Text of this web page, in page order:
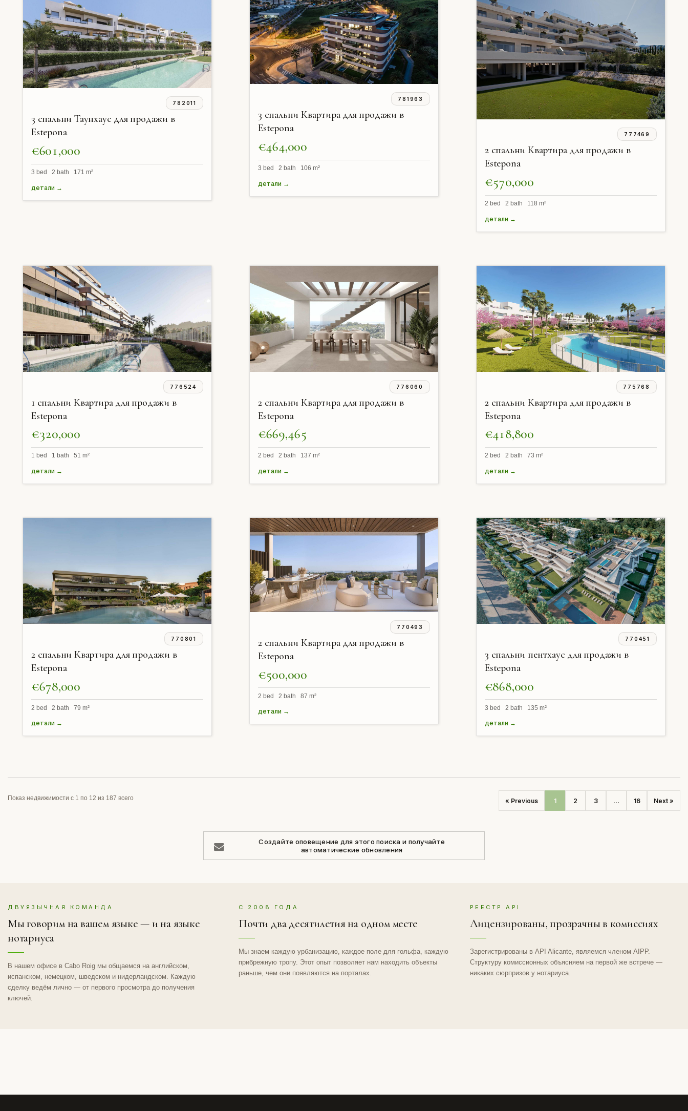
782011
3 спальни Таунхаус для продажи в
Estepona
€601,000
3 bed 2 bath 171 m²
детали →
781963
3 спальни Квартира для продажи в
Estepona
€464,000
3 bed 2 bath 106 m²
детали →
777469
2 спальни Квартира для продажи в
Estepona
€570,000
2 bed 2 bath 118 m²
детали →
776524
1 спальни Квартира для продажи в
Estepona
€320,000
1 bed 1 bath 51 m²
детали →
776060
2 спальни Квартира для продажи в
Estepona
€669,465
2 bed 2 bath 137 m²
детали →
775768
2 спальни Квартира для продажи в
Estepona
€418,800
2 bed 2 bath 73 m²
детали →
770801
2 спальни Квартира для продажи в
Estepona
€678,000
2 bed 2 bath 79 m²
детали →
770493
2 спальни Квартира для продажи в
Estepona
€500,000
2 bed 2 bath 87 m²
детали →
770451
3 спальни пентхаус для продажи в
Estepona
€868,000
3 bed 2 bath 135 m²
детали →
Показ недвижимости с 1 по 12 из 187 всего « Previous 1 2 3 ... 16 Next »
Создайте оповещение для этого поиска и получайте
автоматические обновления
ДВУЯЗЫЧНАЯ КОМАНДА
Мы говорим на вашем языке — и на языке
нотариуса
В нашем офисе в Cabo Roig мы общаемся на английском,
испанском, немецком, шведском и нидерландском. Каждую
сделку ведём лично — от первого просмотра до получения
ключей.
С 2008 ГОДА
Почти два десятилетия на одном месте
Мы знаем каждую урбанизацию, каждое поле для гольфа, каждую
прибрежную тропу. Этот опыт позволяет нам находить объекты
раньше, чем они появляются на порталах.
РЕЕСТР API
Лицензированы, прозрачны в комиссиях
Зарегистрированы в API Alicante, являемся членом AIPP.
Структуру комиссионных объясняем на первой же встрече —
никаких сюрпризов у нотариуса.